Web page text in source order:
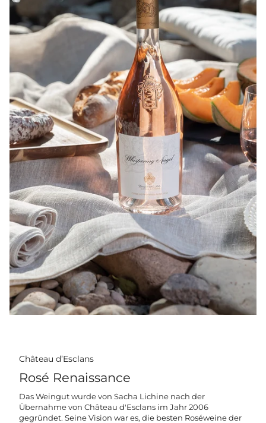
Château d’Esclans
Rosé Renaissance
Das Weingut wurde von Sacha Lichine nach der
Übernahme von Château d'Esclans im Jahr 2006
gegründet. Seine Vision war es, die besten Roséweine der